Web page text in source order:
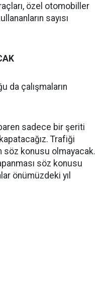
özel otomobiller
sayısı
da çalışmaların
sadece bir şeriti
Trafiği
söz konusu olmayacak.
söz konusu
önümüzdeki yıl